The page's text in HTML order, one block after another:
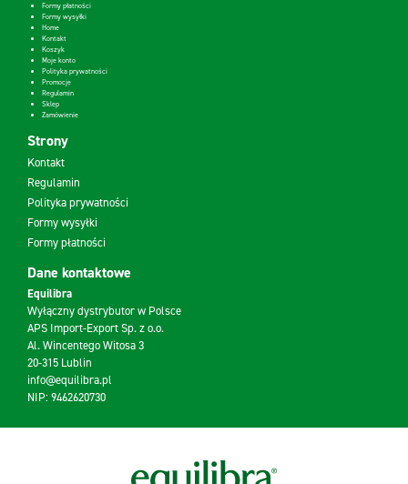
Formy płatności
Formy wysyłki
Home
Kontakt
Koszyk
Moje konto
Polityka prywatności
Promocje
Regulamin
Sklep
Zamówienie
Strony
Kontakt
Regulamin
Polityka prywatności
Formy wysyłki
Formy płatności
Dane kontaktowe
Equilibra
Wyłączny dystrybutor w Polsce
APS Import-Export Sp. z o.o.
Al. Wincentego Witosa 3
20-315 Lublin
info@equilibra.pl
NIP: 9462620730